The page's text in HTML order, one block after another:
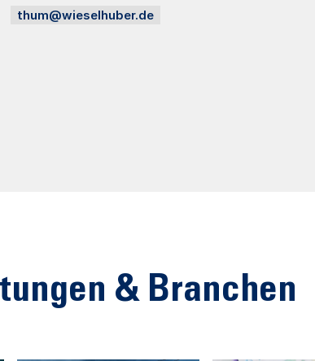
& Branchen
thum@wieselhuber.de